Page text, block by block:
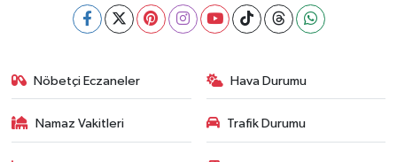
Nöbetçi Eczaneler Hava Durumu
Namaz Vakitleri Trafik Durumu